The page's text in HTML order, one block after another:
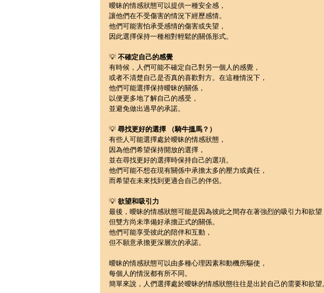
曖昧的情感狀態可以提供一種安全感，
讓他們在不受傷害的情況下經歷感情。
他們可能害怕承受感情的傷害或失望，
因此選擇保持一種相對輕鬆的關係形式。
💡 不確定自己的感覺
有時候，人們可能不確定自己對另一個人的感覺，
或者不清楚自己是否真的喜歡對方。在這種情況下，
他們可能選擇保持曖昧的關係，
以便更多地了解自己的感受，
並避免做出過早的承諾。
💡 尋找更好的選擇 （騎牛搵馬？）
有些人可能選擇處於曖昧的情感狀態，
因為他們希望保持開放的選擇，
並在尋找更好的選擇時保持自己的選項。
他們可能不想在現有關係中承擔太多的壓力或責任，
而希望在未來找到更適合自己的伴侶。
💡 欲望和吸引力
最後，曖昧的情感狀態可能是因為彼此之間存在著強烈的吸引力和欲望
但雙方尚未準備好承擔正式的關係。
他們可能享受彼此的陪伴和互動，
但不願意承擔更深層次的承諾。
曖昧的情感狀態可以由多種心理因素和動機所驅使，
每個人的情況都有所不同。
簡單來說，人們選擇處於曖昧的情感狀態往往是出於自己的需要和欲望。